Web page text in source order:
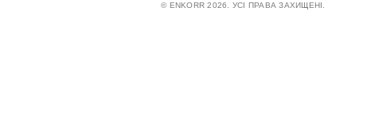
© ENKORR 2026. УСІ ПРАВА ЗАХИЩЕНІ.